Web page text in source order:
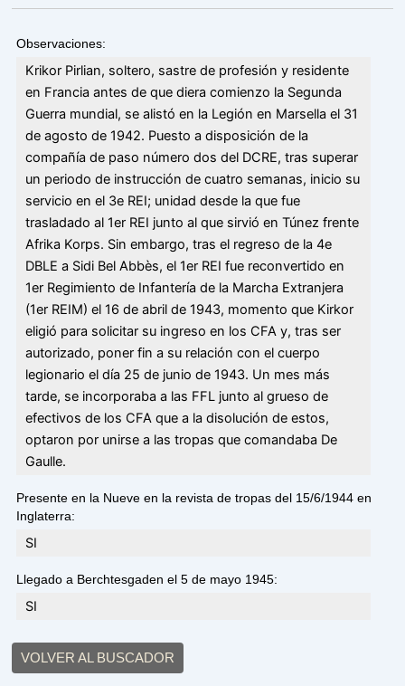
Observaciones:
Krikor Pirlian, soltero, sastre de profesión y residente
en Francia antes de que diera comienzo la Segunda
Guerra mundial, se alistó en la Legión en Marsella el 31
de agosto de 1942. Puesto a disposición de la
compañía de paso número dos del DCRE, tras superar
un periodo de instrucción de cuatro semanas, inicio su
servicio en el 3e REI; unidad desde la que fue
trasladado al 1er REI junto al que sirvió en Túnez frente
Afrika Korps. Sin embargo, tras el regreso de la 4e
DBLE a Sidi Bel Abbès, el 1er REI fue reconvertido en
1er Regimiento de Infantería de la Marcha Extranjera
(1er REIM) el 16 de abril de 1943, momento que Kirkor
eligió para solicitar su ingreso en los CFA y, tras ser
autorizado, poner fin a su relación con el cuerpo
legionario el día 25 de junio de 1943. Un mes más
tarde, se incorporaba a las FFL junto al grueso de
efectivos de los CFA que a la disolución de estos,
optaron por unirse a las tropas que comandaba De
Gaulle.
Presente en la Nueve en la revista de tropas del 15/6/1944 en
Inglaterra:
SI
Llegado a Berchtesgaden el 5 de mayo 1945:
SI
VOLVER AL BUSCADOR